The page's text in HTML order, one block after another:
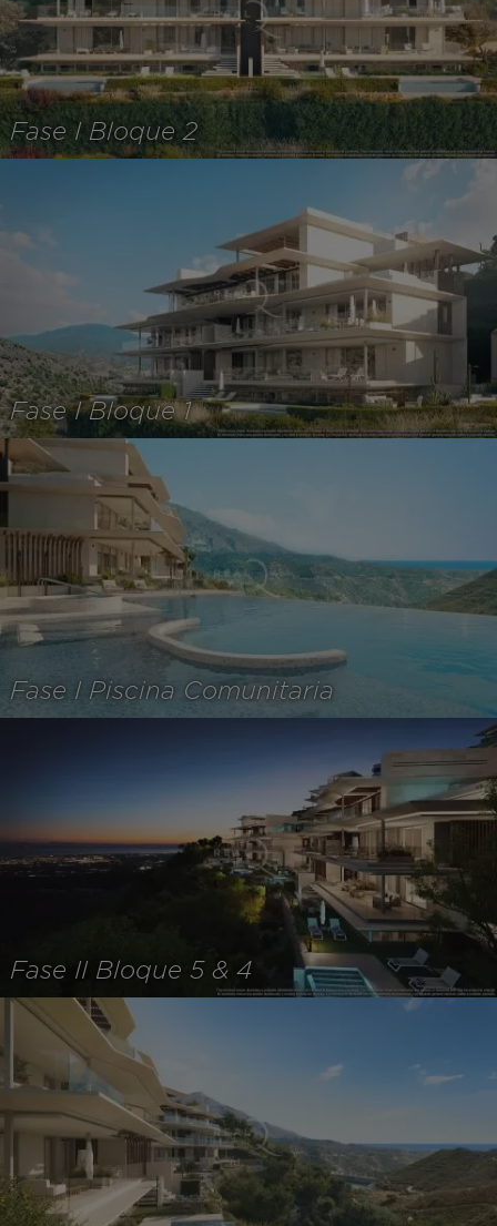
Fase I Bloque 2
Fase I Bloque 1
Fase I Piscina Comunitaria
Fase II Bloque 5 & 4